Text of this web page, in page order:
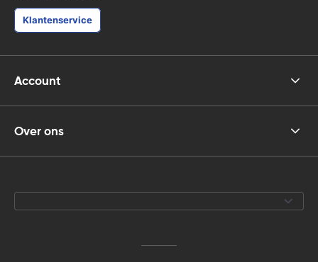
Klantenservice
Account
Over ons